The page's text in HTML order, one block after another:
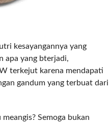
kesayangannya yang
apa yang bterjadi,
terkejut karena mendapati
gandum yang terbuat dari
Semoga bukan